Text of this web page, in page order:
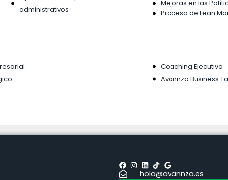
administrativos
Mejoras en las
Proceso de Lean
Coaching Ejecutivo
Avannza Business
hola@avannza.es